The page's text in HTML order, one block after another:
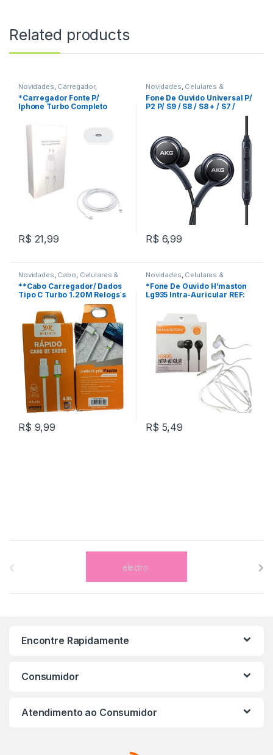
Related products
Novidades, Carregador,
Celulares & Acessórios
*Carregador Fonte P/
Iphone Turbo Completo
R$ 21,99
Novidades, Celulares &
Acessórios Fone De Ouvido
Fone De Ouvido Universal P/
P2 P/ S9 / S8 / S8 + / S7 /
R$ 6,99
Novidades Cabo Celulares &
Acessórios
**Cabo Carregador/ Dados
Tipo C Turbo 1.20M Relogs´s
R$ 9,99
Novidades Celulares &
Acessórios Fone De Ouvido
*Fone De Ouvido H’maston
Lg935 Intra-Auricular REF:
R$ 5,49
Encontre Rapidamente
Consumidor
Atendimento ao Consumidor